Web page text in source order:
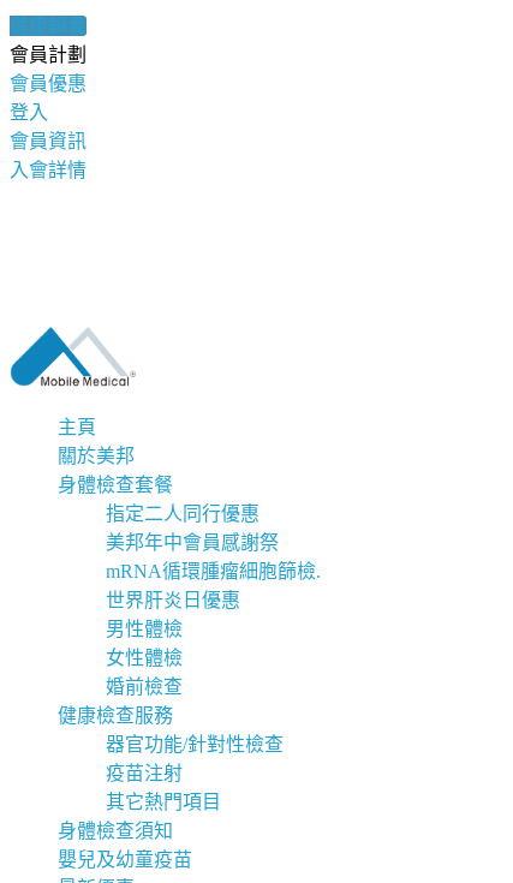
健康錦囊
會員計劃
會員優惠
登入
會員資訊
入會詳情
主頁
關於美邦
身體檢查套餐
指定二人同行優惠
美邦年中會員感謝祭
mRNA循環腫瘤細胞篩檢.
世界肝炎日優惠
男性體檢
女性體檢
婚前檢查
健康檢查服務
器官功能/針對性檢查
疫苗注射
其它熱門項目
身體檢查須知
嬰兒及幼童疫苗